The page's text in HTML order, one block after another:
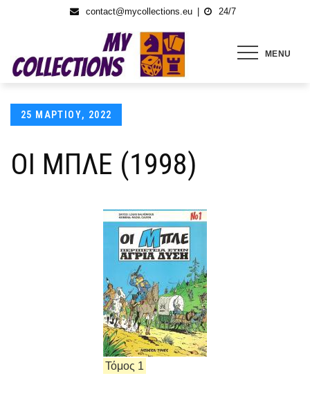
contact@mycollections.eu 24/7
MENU
Posted
25 ΜΑΡΤΊΟΥ, 2022
ΟΙ ΜΠΛΕ (1998)
Τόμος 1